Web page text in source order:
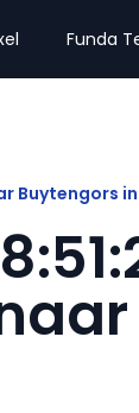
Funda
Buytengors